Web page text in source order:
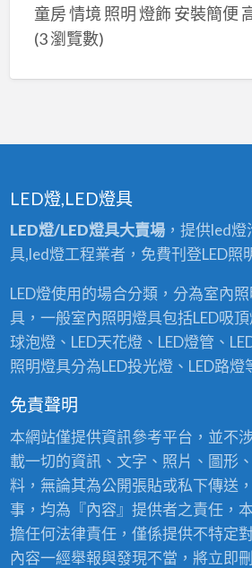
童房 情境 照明 燈飾 安裝簡便
(3 瀏覽數)
LED燈,LED燈具
LED燈/LED燈具大賣場，提供led燈
具,led燈工程業者，免費刊登LED照
LED燈使用的場合分類，分為室內
具，一般室內照明燈具包括LED吸
球泡燈、LED天花燈、LED燈管、
照明燈具分為LED投光燈、LED路燈
免責聲明
本網站僅提供資訊參考平台，並不
載一切的資訊、文字、照片、圖形
料，無論其為公開張貼或私下傳送
事，均為『內容』提供者之責任，
擔任何法律責任，僅係提供不特定
內容一經舉報與發現不當，將立即